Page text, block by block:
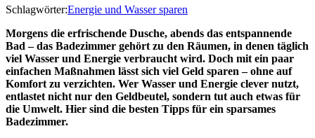
Schlagwörter:Energie und Wasser sparen
Morgens die erfrischende Dusche, abends das entspannende
Bad – das Badezimmer gehört zu den Räumen, in denen täglich
viel Wasser und Energie verbraucht wird. Doch mit ein paar
einfachen Maßnahmen lässt sich viel Geld sparen – ohne auf
Komfort zu verzichten. Wer Wasser und Energie clever nutzt,
entlastet nicht nur den Geldbeutel, sondern tut auch etwas für
die Umwelt. Hier sind die besten Tipps für ein sparsames
Badezimmer.